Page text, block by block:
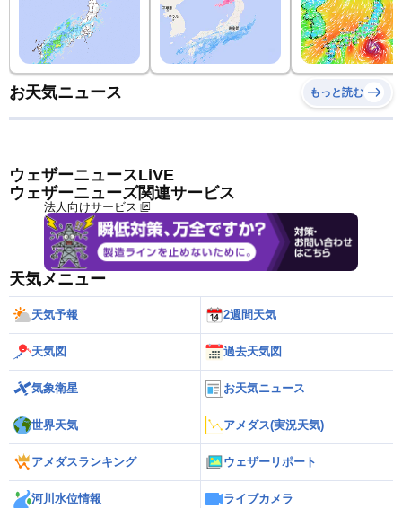
お天気ニュース もっと読む
ウェザーニュースLiVE
ウェザーニューズ関連サービス
法人向けサービス
天気メニュー
天気予報 2週間天気
天気図 過去天気図
気象衛星 お天気ニュース
世界天気 アメダス(実況天気)
アメダスランキング ウェザーリポート
河川水位情報 ライブカメラ